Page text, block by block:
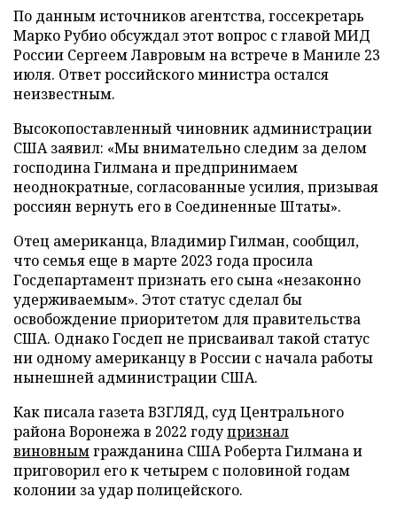
По данным источников агентства, госсекретарь
Марко Рубио обсуждал этот вопрос с главой МИД
России Сергеем Лавровым на встрече в Маниле 23
июля. Ответ российского министра остался
неизвестным.
Высокопоставленный чиновник администрации
США заявил: «Мы внимательно следим за делом
господина Гилмана и предпринимаем
неоднократные, согласованные усилия, призывая
россиян вернуть его в Соединенные Штаты».
Отец американца, Владимир Гилман, сообщил,
что семья еще в марте 2023 года просила
Госдепартамент признать его сына «незаконно
удерживаемым». Этот статус сделал бы
освобождение приоритетом для правительства
США. Однако Госдеп не присваивал такой статус
ни одному американцу в России с начала работы
нынешней администрации США.
Как писала газета ВЗГЛЯД, суд Центрального
района Воронежа в 2022 годупризнал
виновнымгражданина США Роберта Гилмана и
приговорил его к четырем с половиной годам
колонии за удар полицейского.